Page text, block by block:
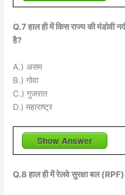
Q.7 हाल ही में किस राज्य की मंडोवी
है?
A.) असम
B.) गोवा
C.) गुजरात
D.) महाराष्ट्र
Show Answer
Q.8 हाल ही में रेलवे सुरक्षा बल